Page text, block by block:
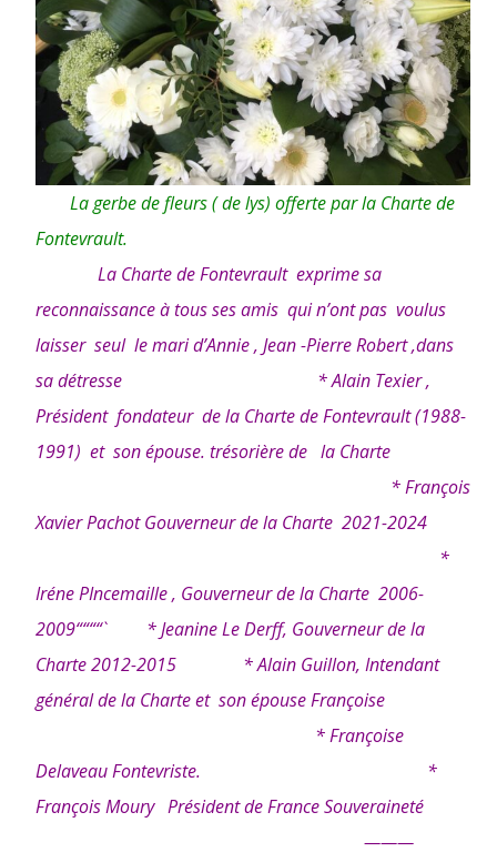
La gerbe de fleurs ( de lys) offerte par la Charte de
Fontevrault.
La Charte de Fontevrault exprime sa
reconnaissance à tous ses amis qui n’ont pas voulus
laisser seul le mari d’Annie , Jean -Pierre Robert ,dans
sa détresse * Alain Texier ,
Président fondateur de la Charte de Fontevrault (1988-
1991) et son épouse. trésorière de la Charte
* François
Xavier Pachot Gouverneur de la Charte 2021-2024
*
Iréne PIncemaille , Gouverneur de la Charte 2006-
2009““““` * Jeanine Le Derff, Gouverneur de la
Charte 2012-2015 * Alain Guillon, Intendant
général de la Charte et son épouse Françoise
* Françoise
Delaveau Fontevriste. *
François Moury Président de France Souveraineté
———